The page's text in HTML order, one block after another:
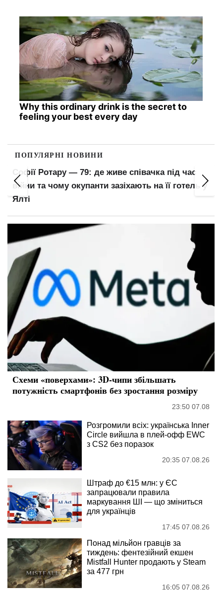
Why this ordinary drink is the secret to
feeling your best every day
ПОПУЛЯРНІ НОВИНИ
Нова черговість мобілізації: кого пропонують
викликати до війська першими
Схеми «поверхами»: 3D-чипи збільшать
потужність смартфонів без зростання розміру
23:50 07.08
Розгромили всіх: українська Inner
Circle вийшла в плей-офф EWC
з CS2 без поразок
20:35 07.08.26
Штраф до €15 млн: у ЄС
запрацювали правила
маркування ШІ — що зміниться
для українців
17:45 07.08.26
Понад мільйон гравців за
тиждень: фентезійний екшен
Mistfall Hunter продають у Steam
за 477 грн
16:05 07.08.26